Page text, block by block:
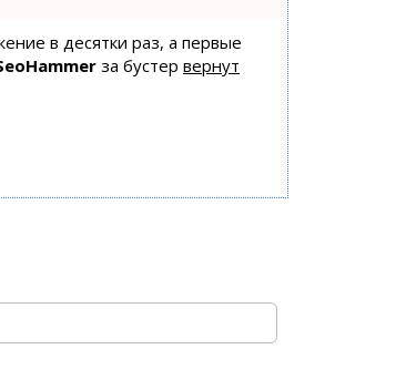
в десятки раз, а первые
за бустер вернут